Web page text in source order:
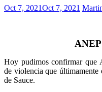
Oct 7, 2021Oct 7, 2021
Hoy pudimos confirmar que
de violencia que últimamente
de Sauce.